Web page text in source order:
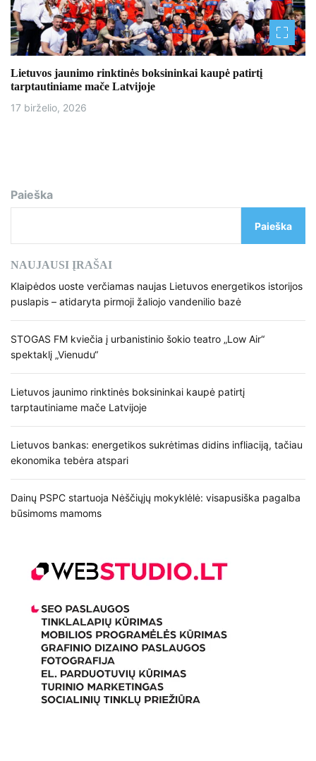
Lietuvos jaunimo rinktinės boksininkai kaupė patirtį
tarptautiniame mače Latvijoje
17 birželio, 2026
Paieška
Paieška
NAUJAUSI ĮRAŠAI
Klaipėdos uoste verčiamas naujas Lietuvos energetikos istorijos
puslapis – atidaryta pirmoji žaliojo vandenilio bazė
STOGAS FM kviečia į urbanistinio šokio teatro „Low Air“
spektaklį „Vienudu“
Lietuvos jaunimo rinktinės boksininkai kaupė patirtį
tarptautiniame mače Latvijoje
Lietuvos bankas: energetikos sukrėtimas didins infliaciją, tačiau
ekonomika tebėra atspari
Dainų PSPC startuoja Nėščiųjų mokyklėlė: visapusiška pagalba
būsimoms mamoms